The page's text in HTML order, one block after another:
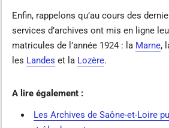
Enfin, rappelons qu’au cours des
services d’archives ont mis en ligne
matricules de l’année 1924 : la Marne,
les Landes et la Lozère.
A lire également :
Les Archives de Saône-et-Loire